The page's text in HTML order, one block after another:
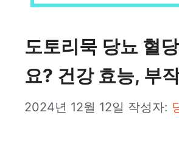
도토리묵 당뇨 혈
요? 건강 효능, 부
2024년 12월 12일 작성자: